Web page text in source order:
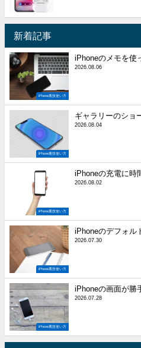
新着記事
iPhone裏技使い方
iPhoneのメモを使
2026.08.06
iPhone裏技使い方
ギャラリーのショ
2026.08.04
iPhone裏技使い方
iPhoneの充電に時
2026.08.02
iPhone裏技使い方
iPhoneのデフォル
2026.07.30
iPhone裏技使い方
iPhoneの画面が勝
2026.07.28